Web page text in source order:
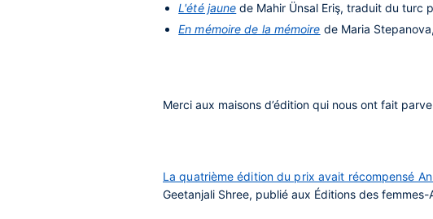
L'été jaune de Mahir Ünsal Eriş, traduit du turc
En mémoire de la mémoire de Maria
Merci aux maisons d’édition qui nous ont fait
La quatrième édition du prix avait récompensé
Geetanjali Shree, publié aux Éditions des